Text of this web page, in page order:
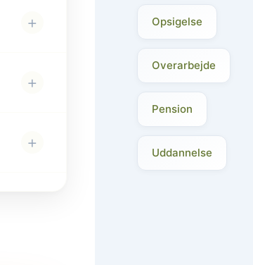
+
+
+
Opsigelse
Overarbejde
Pension
Uddannelse